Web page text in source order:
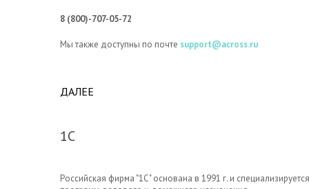
8 (800)-707-05-72
Мы также доступны по почте support@across.ru
ДАЛЕЕ
1С
Российская фирма "1С" основана в 1991 г. и